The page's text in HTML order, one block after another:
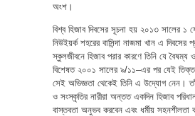
অংশ।
বিশ্ব হিজাব দিবসের সূচনা হয় ২০১৩ সালের ১
নিউইয়র্ক শহরের বাসিন্দা নাজমা খান এ দিবসের
স্কুলজীবনে হিজাব পরার কারণে তিনি যে বৈষম্য
বিশেষত ২০০১ সালের ৯/১১–এর পর যেই তিক্ত
সেই অভিজ্ঞতা থেকেই তিনি এ উদ্যোগ নেন।
ও সংস্কৃতির নারীরা অন্তত একদিন হিজাব
বাস্তবতা অনুভব করবেন এবং ধর্মীয় সহনশীলতা